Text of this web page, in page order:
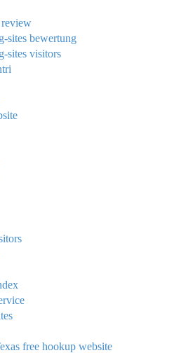
review
sites bewertung
sites visitors
free hookup website